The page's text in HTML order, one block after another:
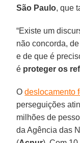
São Paulo, que
“Existe um
não concorda,
e de que é
é proteger os
Odeslocamento
perseguições
milhões de
da Agência das